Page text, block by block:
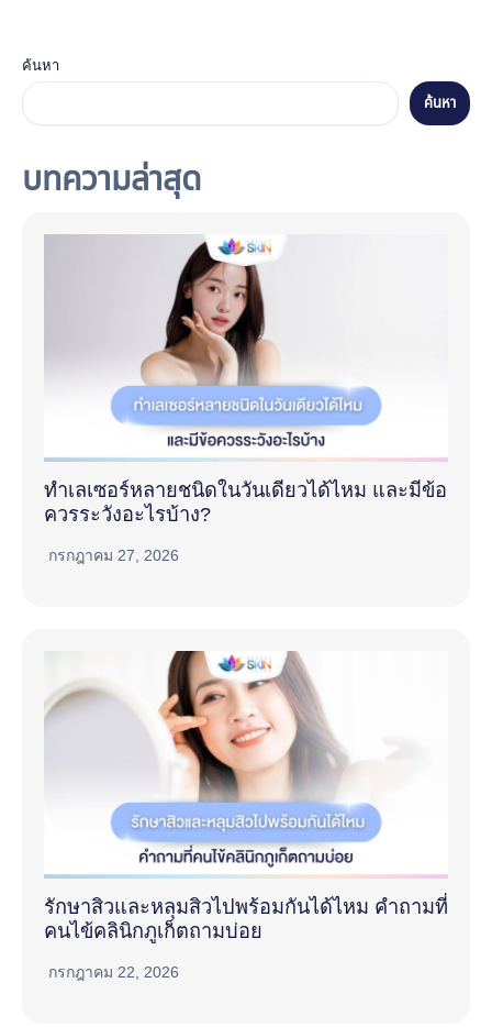
ค้นหา
ค้นหา
บทความล่าสุด
ทำเลเซอร์หลายชนิดในวันเดียวได้ไหม และมีข้อ
ควรระวังอะไรบ้าง?
กรกฎาคม 27, 2026
รักษาสิวและหลุมสิวไปพร้อมกันได้ไหม คำถามที่
คนไข้คลินิกภูเก็ตถามบ่อย
กรกฎาคม 22, 2026